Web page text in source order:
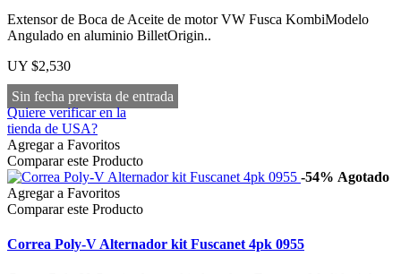
Extensor de Boca de Aceite de motor VW Fusca KombiModelo
Angulado en aluminio BilletOrigin..
UY $2,530
Sin fecha prevista de entrada
Quiere verificar en la
tienda de USA?
Agregar a Favoritos
Comparar este Producto
-54% Agotado
Agregar a Favoritos
Comparar este Producto
Correa Poly-V Alternador kit Fuscanet 4pk 0955